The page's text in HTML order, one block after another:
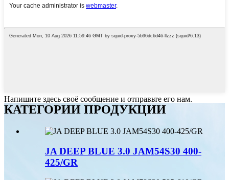
Напишите здесь своё сообщение и отправьте его нам.
КАТЕГОРИИ ПРОДУКЦИИ
JA DEEP BLUE 3.0 JAM54S30 400-
425/GR